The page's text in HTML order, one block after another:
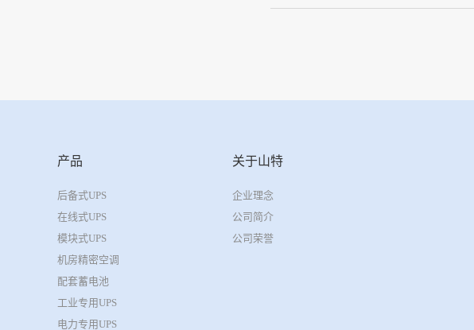
产品
后备式UPS
在线式UPS
模块式UPS
机房精密空调
配套蓄电池
工业专用UPS
电力专用UPS
关于山特
企业理念
公司简介
公司荣誉